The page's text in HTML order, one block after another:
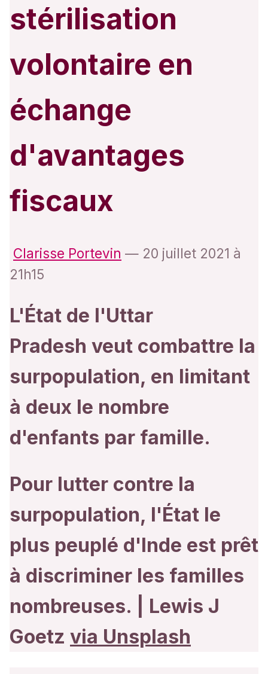
stérilisation
volontaire en
échange
d'avantages
fiscaux
Clarisse Portevin — 20 juillet 2021 à
21h15
L'État de l'Uttar
Pradesh veut combattre la
surpopulation, en limitant
à deux le nombre
d'enfants par famille.
Pour lutter contre la
surpopulation, l'État le
plus peuplé d'Inde est prêt
à discriminer les familles
nombreuses. | Lewis J
Goetz via Unsplash